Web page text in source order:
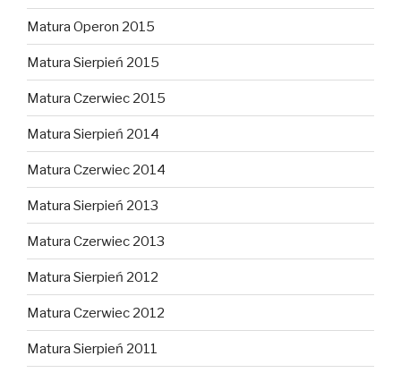
Matura Operon 2015
Matura Sierpień 2015
Matura Czerwiec 2015
Matura Sierpień 2014
Matura Czerwiec 2014
Matura Sierpień 2013
Matura Czerwiec 2013
Matura Sierpień 2012
Matura Czerwiec 2012
Matura Sierpień 2011